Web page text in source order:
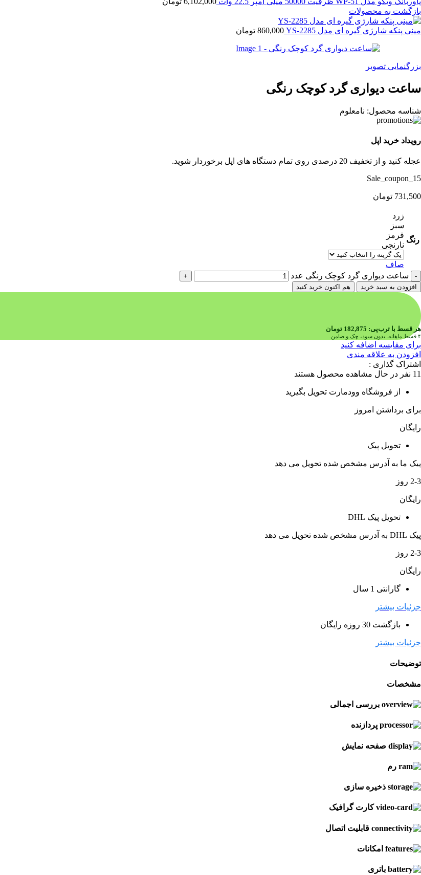
بازگشت به محصولات
مینی پنکه شارژی گیره ای مدل YS-2285 860,000 تومان
بزرگنمایی تصویر
ساعت دیواری گرد کوچک رنگی
شناسه محصول: نامعلوم
رویداد خرید اپل
عجله کنید و از تخفیف 20 درصدی روی تمام دستگاه های اپل برخوردار شوید.
Sale_coupon_15
731,500 تومان
رنگ
زرد
سبز
قرمز
نارنجی
صاف
ساعت دیواری گرد کوچک رنگی عدد
افزودن به سبد خرید هم اکنون خرید کنید
هر قسط با ترب‌پی: 182,875 تومان
۴ قسط ماهانه. بدون سود، چک و ضامن.
برای مقایسه اضافه کنید
افزودن به علاقه مندی
اشتراک گذاری :
11 نفر در حال مشاهده محصول هستند
از فروشگاه وودمارت تحویل بگیرید
برای برداشتن امروز
رایگان
تحویل پیک
پیک ما به آدرس مشخص شده تحویل می دهد
2-3 روز
رایگان
تحویل پیک DHL
پیک DHL به آدرس مشخص شده تحویل می دهد
2-3 روز
رایگان
گارانتی 1 سال
جزئیات بیشتر
بازگشت 30 روزه رایگان
جزئیات بیشتر
توضیحات
مشخصات
بررسی اجمالی
پردازنده
صفحه نمایش
رم
ذخیره سازی
کارت گرافیک
قابلیت اتصال
امکانات
باتری